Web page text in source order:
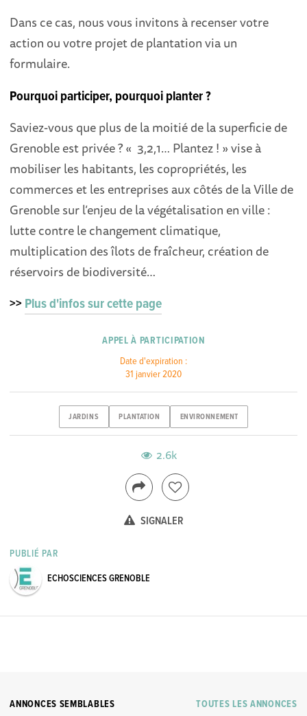
Dans ce cas, nous vous invitons à recenser votre
action ou votre projet de plantation via un
formulaire.
Pourquoi participer, pourquoi planter ?
Saviez-vous que plus de la moitié de la superficie de
Grenoble est privée ? « 3,2,1… Plantez ! » vise à
mobiliser les habitants, les copropriétés, les
commerces et les entreprises aux côtés de la Ville de
Grenoble sur l’enjeu de la végétalisation en ville :
lutte contre le changement climatique,
multiplication des îlots de fraîcheur, création de
réservoirs de biodiversité…
>>Plus d'infos sur cette page
APPEL À PARTICIPATION
Date d'expiration :
31 janvier 2020
JARDINS PLANTATION ENVIRONNEMENT
2.6k
SIGNALER
PUBLIÉ PAR
ECHOSCIENCES GRENOBLE
TOUTES LES ANNONCES
ANNONCES SEMBLABLES